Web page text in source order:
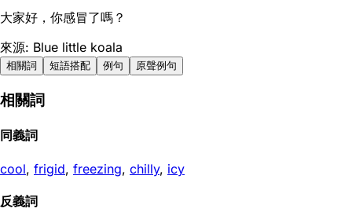
大家好，你感冒了嗎？
來源: Blue little koala
相關詞 短語搭配 例句 原聲例句
相關詞
同義詞
cool, frigid, freezing, chilly, icy
反義詞